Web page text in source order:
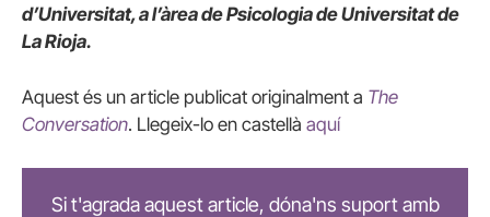
d’Universitat, a l’àrea de Psicologia de Universitat de
La Rioja.
Aquest és un article publicat originalment a The
Conversation. Llegeix-lo en castellà aquí
Si t'agrada aquest article, dóna'ns suport amb